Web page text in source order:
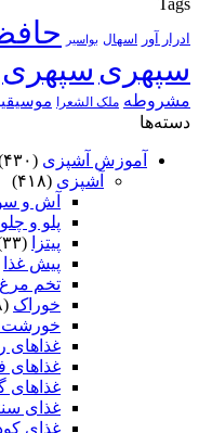
ادرار آور اسهال بواسیر
سپهری سپهری
مشروطه ملک الشعرا
دسته‌ها
آموزش آشپزی (۴۳۰)
آشپزی (۴۱۸)
آش و
پلو و
پیتزا
(۳۳)
پیش غذا
تخم
خوراک (۳۸)
خورشت
غذاهای
غذاهای
غذاهای
غذای
غذای